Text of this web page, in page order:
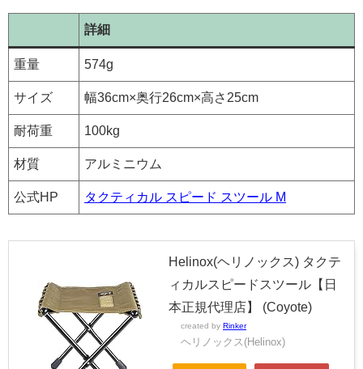
詳細
重量 574g
サイズ 幅36cm×奥行26cm×高さ25cm
耐荷重 100kg
材質 アルミニウム
公式HP タクティカル スピード スツール M
Helinox(ヘリノックス) タクテ
ィカルスピードスツール【日
本正規代理店】 (Coyote)
created by Rinker
ヘリノックス(Helinox)